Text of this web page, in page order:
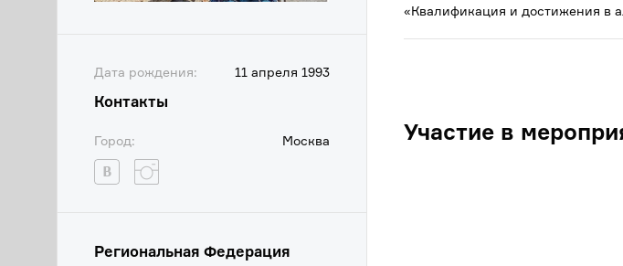
Дата рождения: 11 апреля 1993
Контакты
Город: Москва
Региональная Федерация
«Квалификация и достижения в
Участие в